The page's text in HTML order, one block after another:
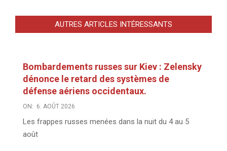
AUTRES ARTICLES INTÉRESSANTS
Bombardements russes sur Kiev : Zelensky
dénonce le retard des systèmes de
défense aériens occidentaux.
ON: 6. AOÛT 2026
Les frappes russes menées dans la nuit du 4 au 5
août